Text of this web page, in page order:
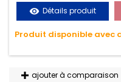
le transport. Matière
variations de
visibility Détails produit
Produit disponible avec
ajouter à comparaison